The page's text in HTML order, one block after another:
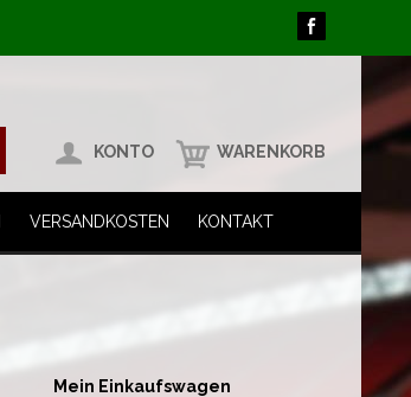
KONTO WARENKORB
VERSANDKOSTEN KONTAKT
Mein Einkaufswagen